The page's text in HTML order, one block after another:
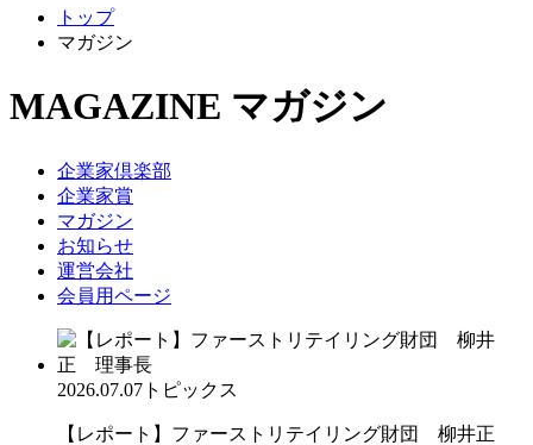
トップ
マガジン
MAGAZINE マガジン
企業家倶楽部
企業家賞
マガジン
お知らせ
運営会社
会員用ページ
2026.07.07 トピックス
【レポート】ファーストリテイリング財団 柳井正